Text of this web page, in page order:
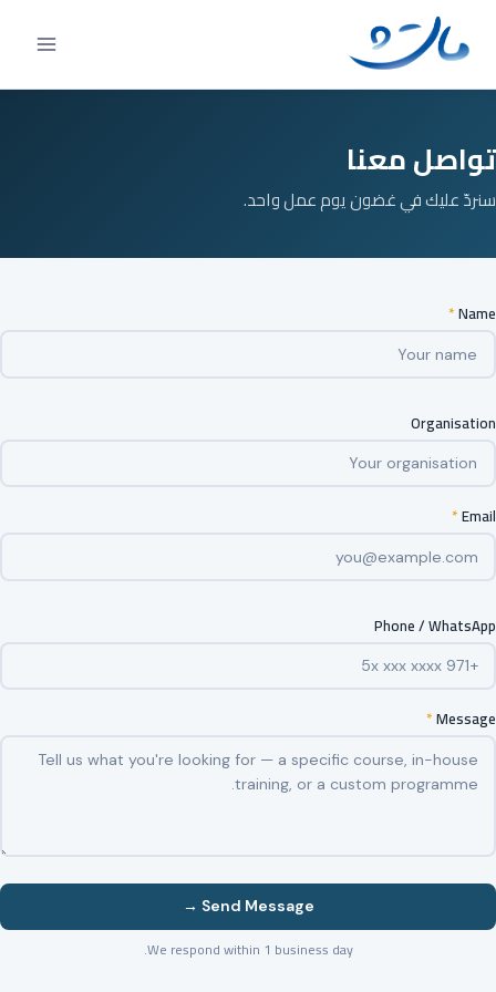
content
تواصل معنا
سنردّ عليك في غضون يوم عمل واحد.
Name
*
Organisation
Email
*
Phone / WhatsApp
Message
*
Send Message →
We respond within 1 business day.